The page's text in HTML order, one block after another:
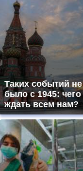
Таких событий не
было с 1945: чего
ждать всем нам?